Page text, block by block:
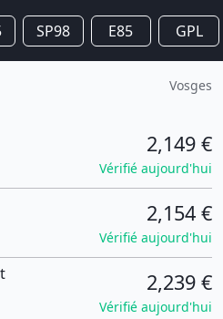
SP98 E85 GPL
Vosges
2,149 €
Vérifié aujourd'hui
2,154 €
Vérifié aujourd'hui
2,239 €
Vérifié aujourd'hui